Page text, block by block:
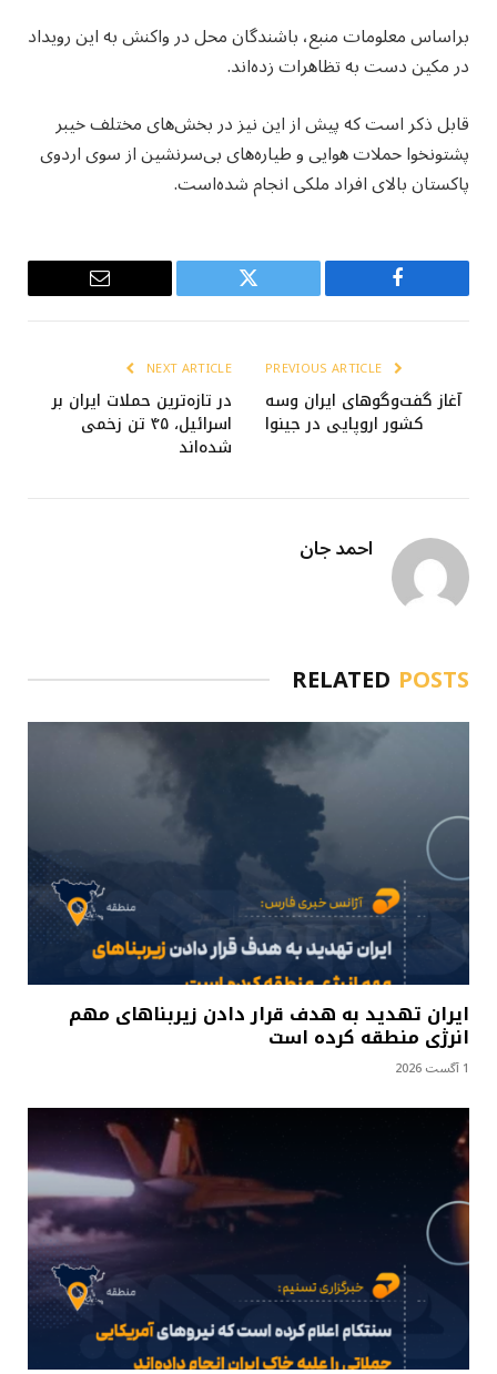
براساس معلومات منبع، باشندگان محل در واکنش به این رویداد
در مکین دست به تظاهرات زده‌اند.
قابل ذکر است که پیش از این نیز در بخش‌های مختلف خیبر
پشتونخوا حملات هوایی و طیاره‌های بی‌سرنشین از سوی اردوی
پاکستان بالای افراد ملکی انجام شده‌است.
Facebook
Twitter
Email
آغاز گفت‌وگوهای ایران وسه
کشور اروپایی در جینوا
NEXT ARTICLE
در تازه‌ترین حملات ایران بر
اسرائیل، ۴۵ تن زخمی
شده‌اند
احمد جان
RELATED POSTS
ایران تهدید به هدف قرار دادن زیربناهای مهم
انرژی منطقه کرده است
1 آگست 2026